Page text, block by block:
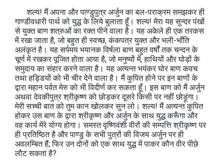
शल्य! मैं अपना और पाण्डुपुत्र अर्जुन का बल-पराक्रम समझकर ही
गाण्डीवधारी पार्थ को युद्ध के लिये बुलाता हूँ। शल्य! मेरा यह सुन्दर पंखों
से युक्त बाण शत्रुओं का रक्त पीने वाला है। यह अकेले ही एक तरकस
में रखा जाता है, जो बहुत ही स्वच्छ, कंकपत्र युक्त और भली-भाँति
अलंकृत है। यह सर्पमय भयानक विर्षला बाण बहुत वर्षों तक चन्दन के
चूर्ण में रखकर पूजित होता आया है, जो मनुष्यों में, हाथियों और घोड़ों के
समुदाय का संहार करने वाला है। यह अत्यन्त भयंकर घोर बाण कवच
तथा हड्डियों को भी चीर देने वाला है। मैं कुपित होने पर इन बाणों के
द्वारा महान पर्वत मेरु को भी विदीर्ण कर सकता हूँ। इस बाण को मैं अर्जुन
अथवा देवकीपुत्र श्रीकृष्ण को छोड़कर दूसरे किसी पर नहीं छोड़ूंगा।
मेरी सच्ची बात को तुम कान खोलकर सुन लो। शल्य! मैं अत्यन्त कुपित
होकर उस बाण के द्वारा श्रीकृष्ण और अर्जुन के साथ युद्ध करूँगा और
वह कार्य मेंरे योग्य होगा। समस्त वृष्णिवंशी वीरों की सम्पत्ति श्रीकृष्ण पर
ही प्रतिष्ठित है और पाण्डु के सभी पुत्रों की विजय अर्जुन पर ही
अवलम्बित हैं; फिर उन दोनों को एक साथ युद्ध में पाकर कौन वीर पीछे
लौट सकता है?